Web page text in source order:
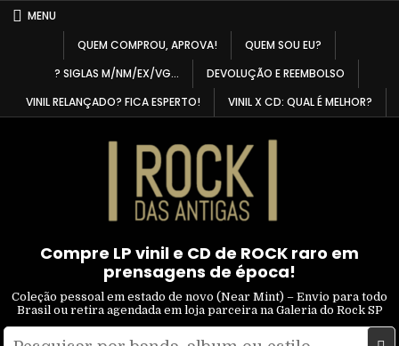
SkipMENU
QUEM COMPROU, APROVA!
QUEM SOU EU?
? SIGLAS M/NM/EX/VG…
DEVOLUÇÃO E REEMBOLSO
VINIL RELANÇADO? FICA ESPERTO!
VINIL X CD: QUAL É MELHOR?
Compre LP vinil e CD de ROCK raro em
prensagens de época!
Coleção pessoal em estado de novo (Near Mint) – Envio para todo
Brasil ou retira agendada em loja parceira na Galeria do Rock SP
Pesquisar